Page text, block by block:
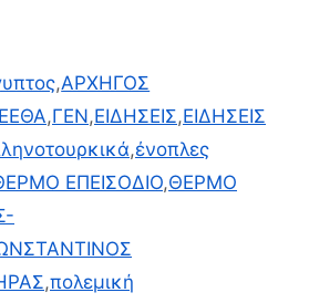
,ΑΡΧΗΓΟΣ
,ΓΕΝ,ΕΙΔΗΣΕΙΣ,ΕΙΔΗΣΕΙΣ
,ένοπλες
ΕΠΕΙΣΟΔΙΟ,ΘΕΡΜΟ
,πολεμική